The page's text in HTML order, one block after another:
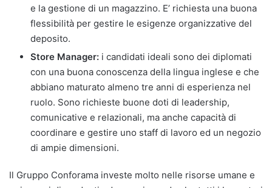
e la gestione di un magazzino. E’ richiesta una buona
flessibilità per gestire le esigenze organizzative del
deposito.
Store Manager: i candidati ideali sono dei diplomati
con una buona conoscenza della lingua inglese e che
abbiano maturato almeno tre anni di esperienza nel
ruolo. Sono richieste buone doti di leadership,
comunicative e relazionali, ma anche capacità di
coordinare e gestire uno staff di lavoro ed un negozio
di ampie dimensioni.
Il Gruppo Conforama investe molto nelle risorse umane e